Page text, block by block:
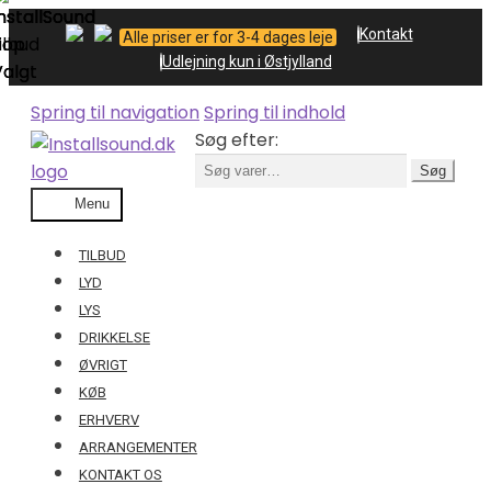
Alle priser er for 3-4 dages leje
Kontakt
Udlejning kun i Østjylland
Spring til navigationSpring til indhold
Søg efter:
Søg
Menu
TILBUD
LYD
LYS
DRIKKELSE
ØVRIGT
KØB
ERHVERV
ARRANGEMENTER
KONTAKT OS